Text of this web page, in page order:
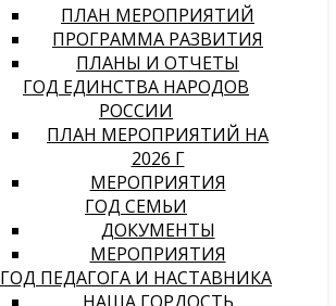
ПЛАН МЕРОПРИЯТИЙ
ПРОГРАММА РАЗВИТИЯ
ПЛАНЫ И ОТЧЕТЫ
ГОД ЕДИНСТВА НАРОДОВ
РОССИИ
ПЛАН МЕРОПРИЯТИЙ НА
2026 Г
МЕРОПРИЯТИЯ
ГОД СЕМЬИ
ДОКУМЕНТЫ
МЕРОПРИЯТИЯ
ГОД ПЕДАГОГА И НАСТАВНИКА